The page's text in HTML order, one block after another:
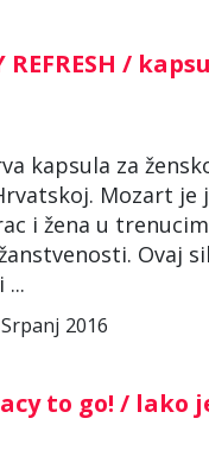
REFRESH /
kapsula za
Mozart je
i žena u
Ovaj
2016
to go! / lako